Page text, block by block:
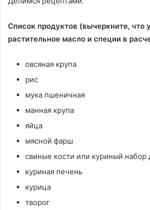
Список продуктов (вычеркните, что
растительное масло и специи в
овсяная крупа
рис
мука пшеничная
манная крупа
яйца
мясной фарш
свиные кости или куриный набор
куриная печень
курица
творог